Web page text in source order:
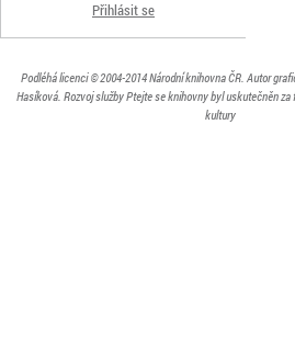
Přihlásit se
Podléhá licenci© 2004-2014Národní knihovna ČR. Autor
Hasíková. Rozvoj služby Ptejte se knihovny byl uskutečněn
kultury